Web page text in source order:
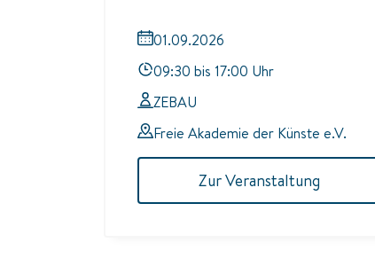
01.09.2026
09:30 bis 17:00 Uhr
ZEBAU
Freie Akademie der Künste e.V.
Zur Veranstaltung